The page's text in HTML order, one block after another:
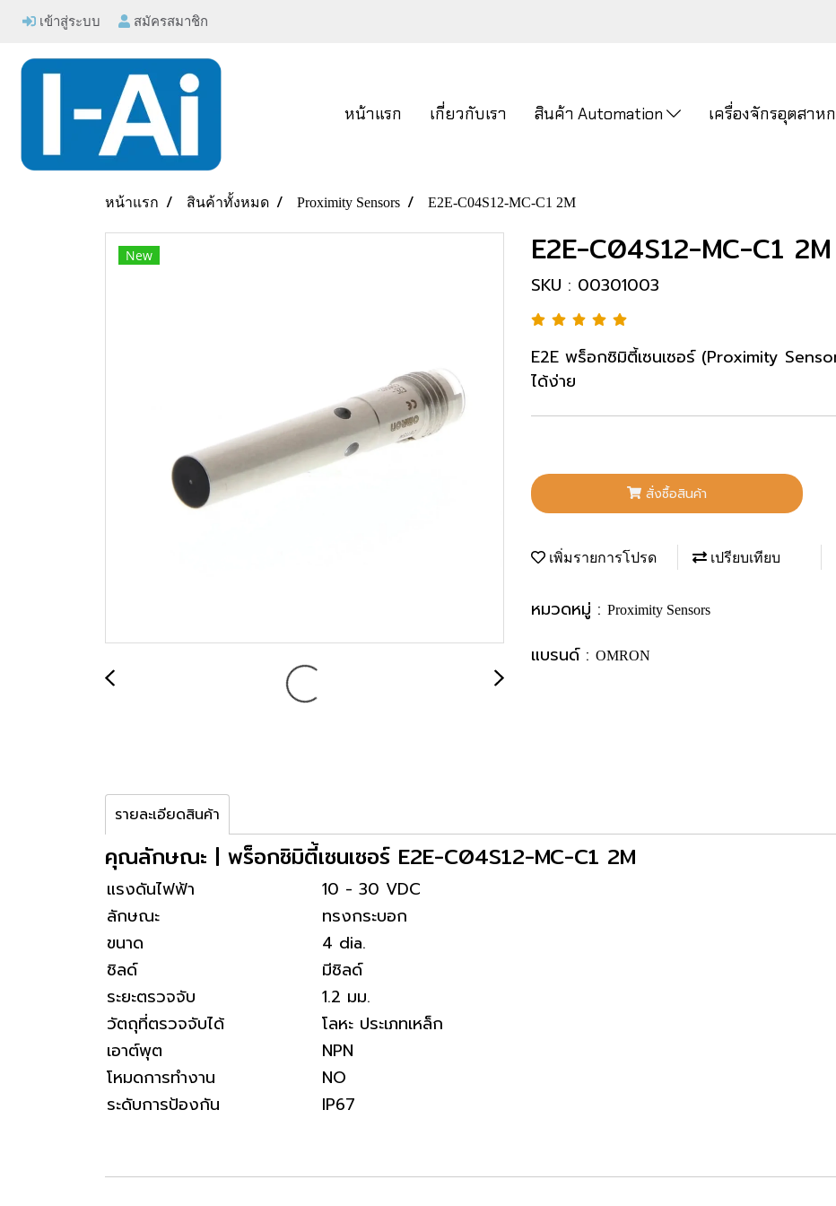
เข้าสู่ระบบ สมัครสมาชิก
หน้าแรก เกี่ยวกับเรา สินค้า Automation เครื่องจักรอุตสาห
หน้าแรก สินค้าทั้งหมด Proximity Sensors E2E-C04S12-MC-C1 2M
New E2E-C04S12-MC-C1 2M
SKU : 00301003
E2E พร็อกซิมิตี้เซนเซอร์ (Proximity
ได้ง่าย
สั่งซื้อสินค้า
เพิ่มรายการโปรด เปรียบเทียบ
หมวดหมู่ : Proximity Sensors
แบรนด์ : OMRON
รายละเอียดสินค้า
คุณลักษณะ | พร็อกซิมิตี้เซนเซอร์ E2E-C04S12-MC-C1 2M
แรงดันไฟฟ้า
10 - 30 VDC
ลักษณะ
ทรงกระบอก
ขนาด
4 dia.
ชิลด์
มีชิลด์
ระยะตรวจจับ
1.2 มม.
วัตถุที่ตรวจจับได้
โลหะ ประเภทเหล็ก
เอาต์พุต
NPN
โหมดการทำงาน
NO
ระดับการป้องกัน
IP67